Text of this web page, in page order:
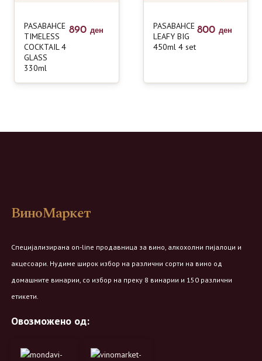
PASABAHCE
TIMELESS
COCKTAIL 4
GLASS
330ml
890 ден
PASABAHCE
LEAFY BIG
450ml 4 set
800 ден
ВиноМаркет
Специјализирана on-line продавница за вино, алкохолни пијалоци и
акцесоари. Нудиме широк избор на различни сорти на вино од
домашните винарии, со избор на преку 8 винарии и 150 различни
етикети.
Овозможено од: